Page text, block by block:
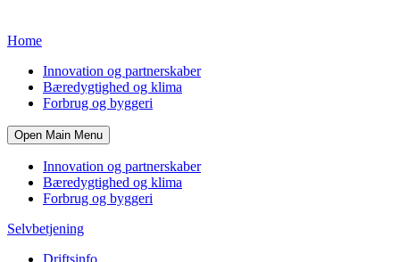
Home
Innovation og partnerskaber
Bæredygtighed og klima
Forbrug og byggeri
Open Main Menu
Innovation og partnerskaber
Bæredygtighed og klima
Forbrug og byggeri
Selvbetjening
Driftsinfo